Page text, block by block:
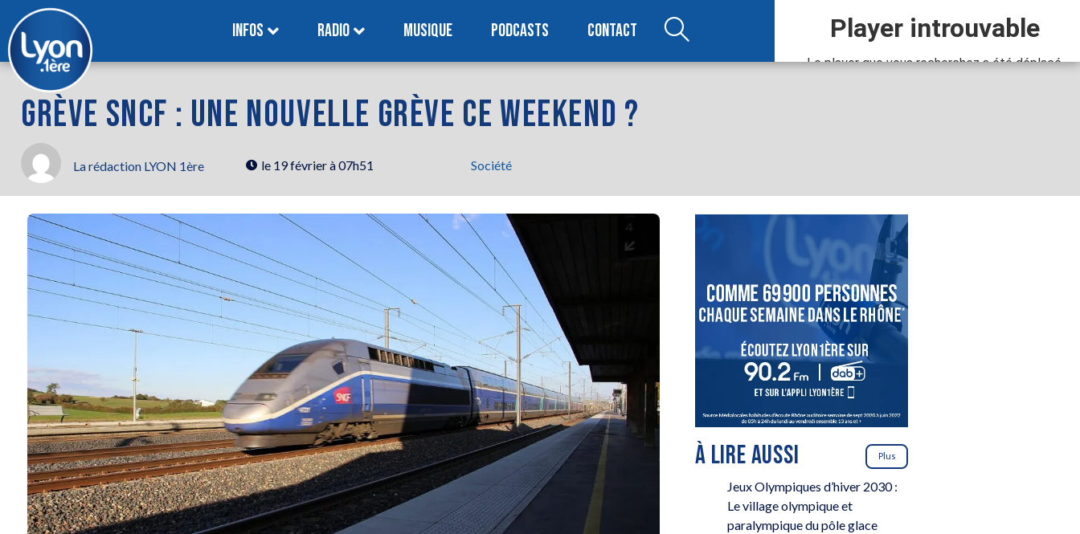
INFOS RADIO MUSIQUE PODCASTS CONTACT
GRÈVE SNCF : UNE NOUVELLE GRÈVE CE WEEKEND ?
La rédaction LYON 1ère le 19 février à 07h51 Société
À LIRE AUSSI Plus
Jeux Olympiques d’hiver 2030 :
Le village olympique et
paralympique du pôle glace